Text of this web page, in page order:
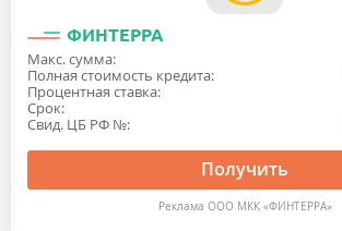
ФИНТЕРРА
Макс. сумма:
Полная стоимость кредита:
Процентная ставка:
Срок:
Свид. ЦБ РФ №:
Получить
Реклама ООО МКК «ФИНТЕРРА»